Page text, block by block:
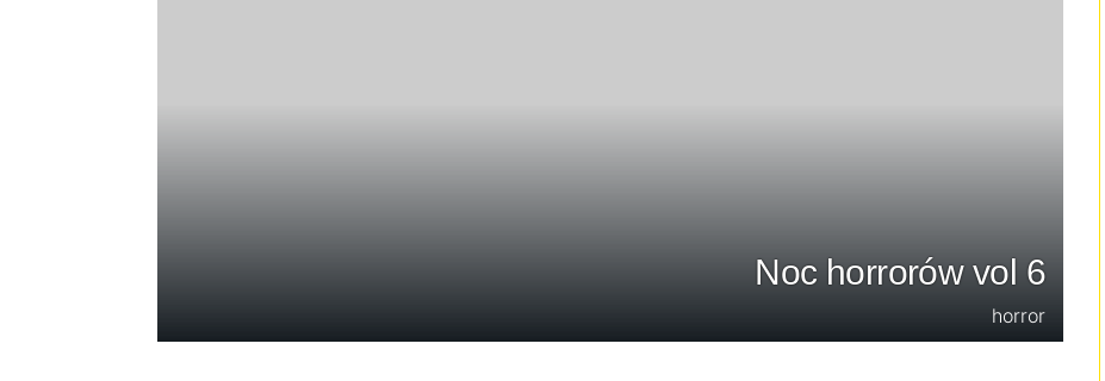
Noc horrorów vol 6
horror